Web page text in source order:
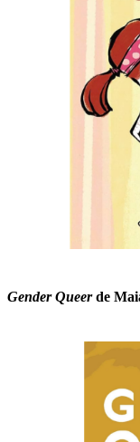
Gender Queerde